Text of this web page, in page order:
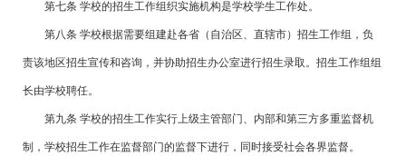
第七条 学校的招生工作组织实施机构是学校学生工作处。
第八条 学校根据需要组建赴各省（自治区、直辖市）招生工作组，负
责该地区招生宣传和咨询，并协助招生办公室进行招生录取。招生工作组组
长由学校聘任。
第九条 学校的招生工作实行上级主管部门、内部和第三方多重监督机
制，学校招生工作在监督部门的监督下进行，同时接受社会各界监督。